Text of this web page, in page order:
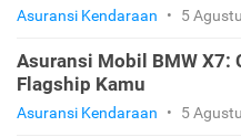
Asuransi Kendaraan • 5
Asuransi Mobil BMW X7:
Flagship Kamu
Asuransi Kendaraan • 5